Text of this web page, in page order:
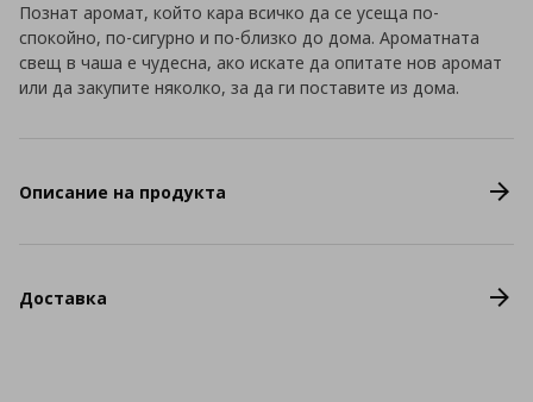
Познат аромат, който кара всичко да се усеща по-
спокойно, по-сигурно и по-близко до дома. Ароматната
свещ в чаша е чудесна, ако искате да опитате нов аромат
или да закупите няколко, за да ги поставите из дома.
Описание на продукта
Доставка